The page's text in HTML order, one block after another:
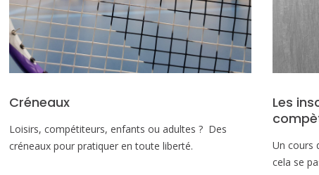
Créneaux
Loisirs, compétiteurs, enfants ou adultes ? Des
créneaux pour pratiquer en toute liberté.
Les
Un cours
cela se